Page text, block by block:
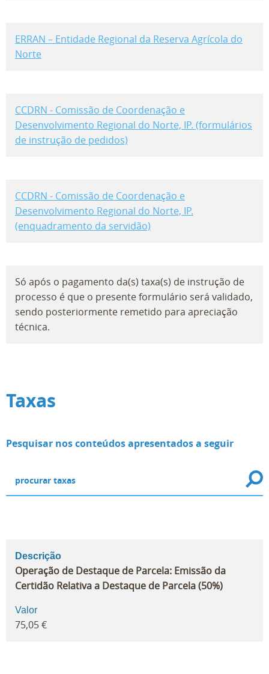
ERRAN – Entidade Regional da Reserva Agrícola do
Norte
CCDRN - Comissão de Coordenação e
Desenvolvimento Regional do Norte, IP. (formulários
de instrução de pedidos)
CCDRN - Comissão de Coordenação e
Desenvolvimento Regional do Norte, IP.
(enquadramento da servidão)
Só após o pagamento da(s) taxa(s) de instrução de
processo é que o presente formulário será validado,
sendo posteriormente remetido para apreciação
técnica.
Taxas
Pesquisar nos conteúdos apresentados a seguir
Descrição
Operação de Destaque de Parcela: Emissão da
Certidão Relativa a Destaque de Parcela (50%)
Valor
75,05 €